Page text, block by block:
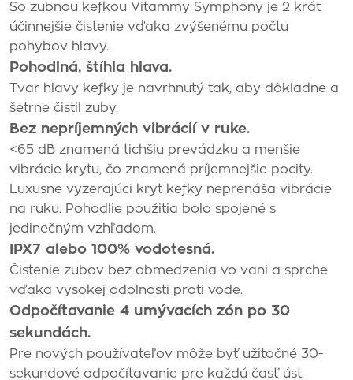
So zubnou kefkou Vitammy Symphony je 2 krát
účinnejšie čistenie vďaka zvýšenému počtu
pohybov hlavy.
Pohodlná, štíhla hlava.
Tvar hlavy kefky je navrhnutý tak, aby dôkladne a
šetrne čistil zuby.
Bez nepríjemných vibrácií v ruke.
<65 dB znamená tichšiu prevádzku a menšie
vibrácie krytu, čo znamená príjemnejšie pocity.
Luxusne vyzerajúci kryt kefky neprenáša vibrácie
na ruku. Pohodlie použitia bolo spojené s
jedinečným vzhľadom.
IPX7 alebo 100% vodotesná.
Čistenie zubov bez obmedzenia vo vani a sprche
vďaka vysokej odolnosti proti vode.
Odpočítavanie 4 umývacích zón po 30
sekundách.
Pre nových používateľov môže byť užitočné 30-
sekundové odpočítavanie pre každú časť úst.